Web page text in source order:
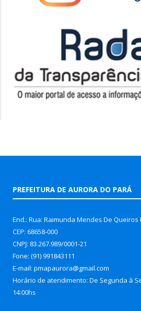
PREFEITURA DE AURORA DO PARÁ
End.: Rua: Raimunda Mendes De Queiros
CEP: 68658-000
CNPJ: 83.267.989/0001-21
Fone: (91) 991843111
E-mail: pmapaurora@gmail.com
Horário de atendimento: De Segunda à
14:00hs